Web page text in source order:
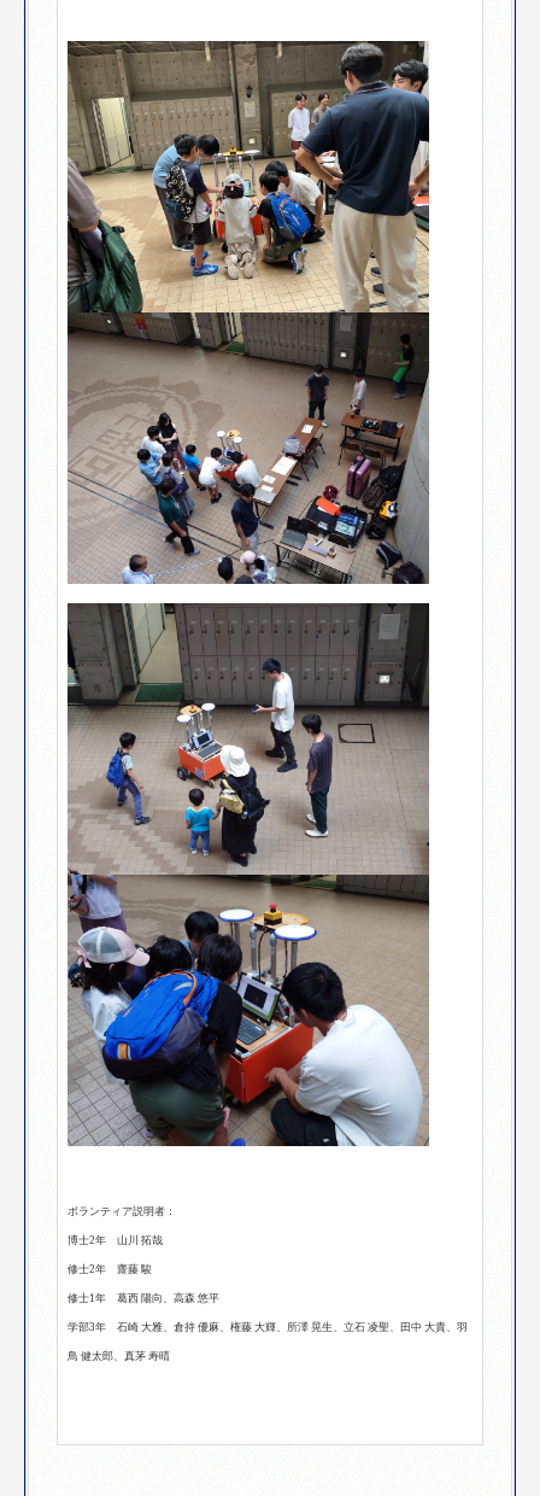
ボランティア説明者：
博士2年 山川 拓哉
修士2年 齋藤 駿
修士1年 葛西 陽向、高森 悠平
学部3年 石崎 大雅、倉持 優麻、権藤 大輝、所澤 晃生、立石 凌聖、田中 大貴、羽
鳥 健太郎、真茅 寿晴